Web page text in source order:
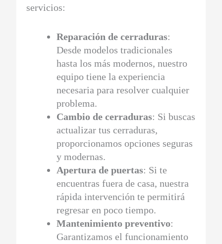
servicios:
Reparación de cerraduras:
Desde modelos tradicionales
hasta los más modernos, nuestro
equipo tiene la experiencia
necesaria para resolver cualquier
problema.
Cambio de cerraduras: Si buscas
actualizar tus cerraduras,
proporcionamos opciones seguras
y modernas.
Apertura de puertas: Si te
encuentras fuera de casa, nuestra
rápida intervención te permitirá
regresar en poco tiempo.
Mantenimiento preventivo:
Garantizamos el funcionamiento